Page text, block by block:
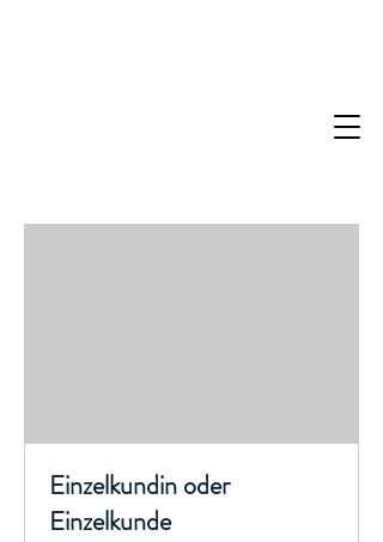
Einzelkundin oder
Einzelkunde